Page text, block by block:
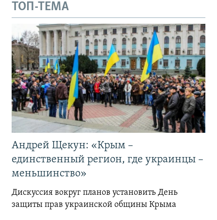
ТОП-ТЕМА
Андрей Щекун: «Крым –
единственный регион, где украинцы –
меньшинство»
Дискуссия вокруг планов установить День
защиты прав украинской общины Крыма